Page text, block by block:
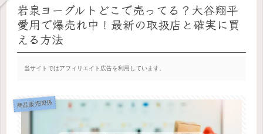
岩泉ヨーグルトどこで売ってる？大谷翔平
愛用で爆売れ中！最新の取扱店と確実に買
える方法
当サイトではアフィリエイト広告を利用しています。
商品販売関係